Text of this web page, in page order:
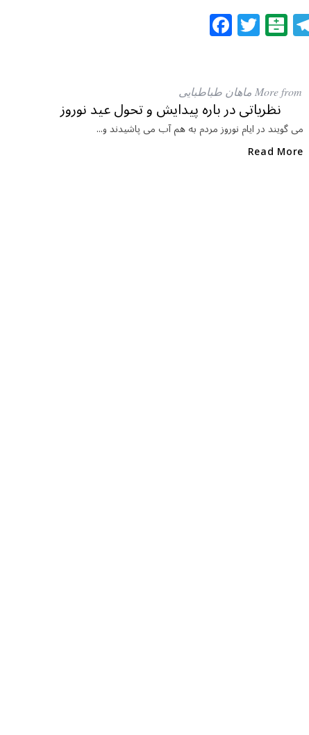
F
a
e
b
oo
T
w
e
r
B
al
ar
More from ماهان طباطبایی
نظریاتی در باره پیدایش و تحول عید نوروز
می گویند در ایام نوروز مردم به هم آب می پاشیدند و...
Read More